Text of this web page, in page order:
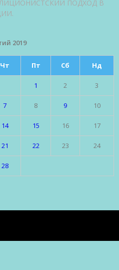
ПОДХОД В
2019
Чт Пт Сб Нд
1 2 3
7 8 9 10
14 15 16 17
21 22 23 24
28